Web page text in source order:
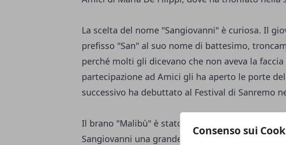
Consenso sui
La scelta del nome "Sangiovanni" è curiosa. Il
prefisso "San" al suo nome di battesimo,
perché molti gli dicevano che non aveva la faccia
partecipazione ad Amici gli ha aperto le porte
successivo ha debuttato al Festival di Sanremo
Il brano "Malibù" è stato un vero tormentone
Sangiovanni una grande notorietà anche al di